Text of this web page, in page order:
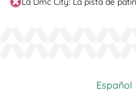
Español